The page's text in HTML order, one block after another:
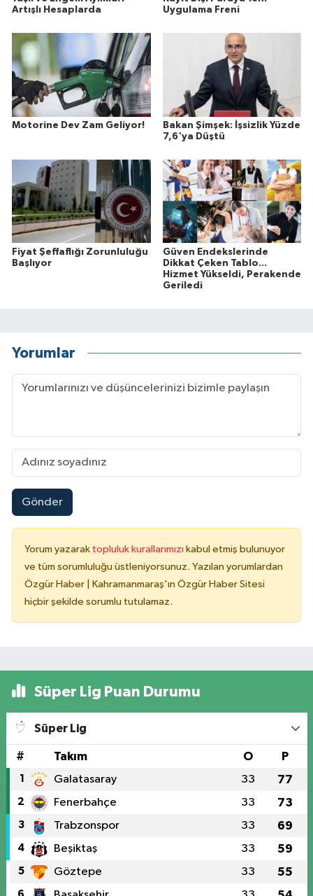
Artışlı Hesaplarda
Uygulama Freni
Motorine Dev Zam Geliyor!
Bakan Şimşek: İşsizlik Yüzde
7,6'ya Düştü
Fiyat Şeffaflığı Zorunluluğu
Başlıyor
Güven Endekslerinde
Dikkat Çeken Tablo...
Hizmet Yükseldi, Perakende
Geriledi
Yorumlar
Gönder
Yorum yazarak topluluk kurallarımızı kabul etmiş bulunuyor
ve tüm sorumluluğu üstleniyorsunuz. Yazılan yorumlardan
Özgür Haber | Kahramanmaraş'ın Özgür Haber Sitesi
hiçbir şekilde sorumlu tutulamaz.
Süper Lig Puan Durumu
Süper Lig
# Takım O P
1 Galatasaray 33 77
2 Fenerbahçe 33 73
3 Trabzonspor 33 69
4 Beşiktaş 33 59
5 Göztepe 33 55